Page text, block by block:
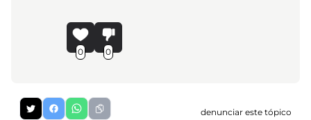
0 0
denunciar este tópico